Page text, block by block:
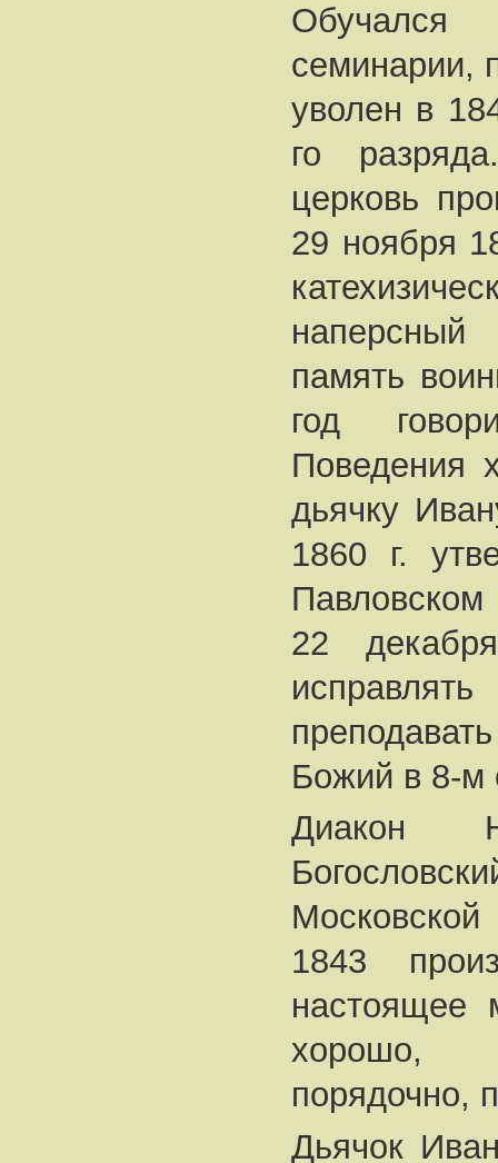
Обучался
семинарии,
уволен в
го
церковь
29 ноября
память
год
Поведения
дьячку
1860 г.
22
Божий в 8-м
Диакон
1843
настоящее
хорошо,
порядочно,
Дьячок